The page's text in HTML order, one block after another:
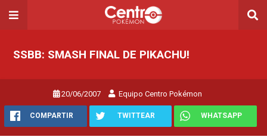
SSBB: SMASH FINAL DE PIKACHU!
20/06/2007 Equipo Centro Pokémon
COMPARTIR TWITTEAR WHATSAPP